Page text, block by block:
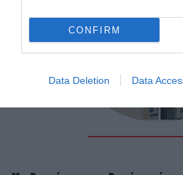
CONFIRM
Data Deletion Data